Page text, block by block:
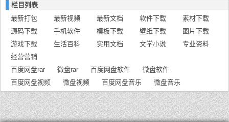
栏目列表
最新打包
最新视频 最新文档 软件下载
素材下载
源码下载
手机软件 模板下载 壁纸下载
图片下载
游戏下载
生活百科 实用文档 文学小说
专业资料
经营营销
百度网盘rar
微盘rar 百度网盘软件
微盘软件
百度网盘视频
微盘视频 百度网盘音乐 微盘音乐